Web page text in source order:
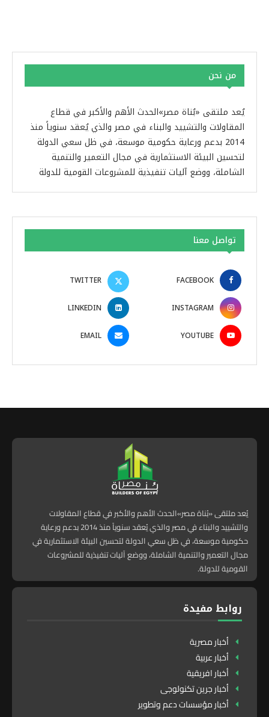
من نحن
يُعد ملتقى «بُناة مصر»الحدث الأهم والأكبر في قطاع
المقاولات والتشييد والبناء في مصر والذي يُعقد سنوياً منذ
2014 بدعم ورعاية حكومية موسعة، في ظل سعي الدولة
لتحسين البيئة الاستثمارية في مجال التعمير والتنمية
الشاملة، ووضع آليات تنفيذية للمشروعات القومية للدولة
تواصل معنا
FACEBOOK
TWITTER
INSTAGRAM
LINKEDIN
YOUTUBE
EMAIL
يُعد ملتقى «بُناة مصر»الحدث الأهم والأكبر في قطاع المقاولات
والتشييد والبناء في مصر والذي يُعقد سنوياً منذ 2014 بدعم ورعاية
حكومية موسعة، في ظل سعي الدولة لتحسين البيئة الاستثمارية في
مجال التعمير والتنمية الشاملة، ووضع آليات تنفيذية للمشروعات
القومية للدولة.
روابط مفيدة
أخبار مصرية
أخبار عربية
أخبار افريقية
أخبار جرين تكنولوجى
أخبار مؤسسات دعم وتطوير